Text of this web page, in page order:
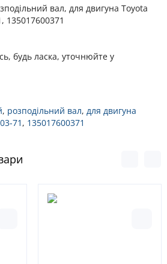
вал, для двигуна Toyota
135017600371
будь ласка, уточнюйте у
, розподільний вал, для двигуна
71 , 135017600371